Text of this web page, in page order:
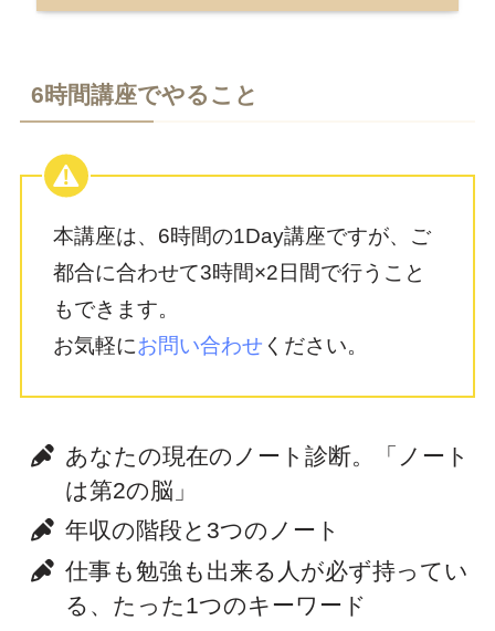
6時間講座でやること
本講座は、6時間の1Day講座ですが、ご
都合に合わせて3時間×2日間で行うこと
もできます。
お気軽にお問い合わせ ください。
あなたの現在のノート診断。「ノート
は第2の脳」
年収の階段と3つのノート
仕事も勉強も出来る人が必ず持ってい
る、たった1つのキーワード